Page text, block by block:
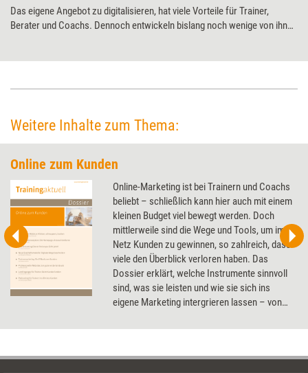
Das eigene Angebot zu digitali­sieren, hat viele Vorteile für Trainer,
Berater und Coachs. Dennoch entwickeln bislang noch wenige von ihnen
Weitere Inhalte zum Thema:
Online zum Kunden
Online-Marketing ist bei Trainern und Coachs
beliebt – schließlich kann hier auch mit einem
kleinen Budget viel bewegt werden. Doch
mittlerweile sind die Wege und Tools, um im
Netz Kunden zu gewinnen, so zahlreich, dass
viele den Überblick verloren haben. Das
Dossier erklärt, welche Instrumente sinnvoll
sind, was sie leisten und wie sie sich ins
eigene Marketing intergrieren lassen – von
Webinare zur Kundenakquise bis hin zum